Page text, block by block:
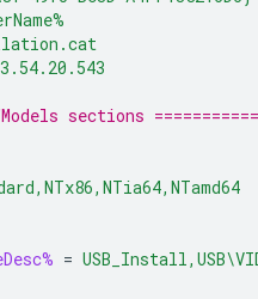
sections ===========
=